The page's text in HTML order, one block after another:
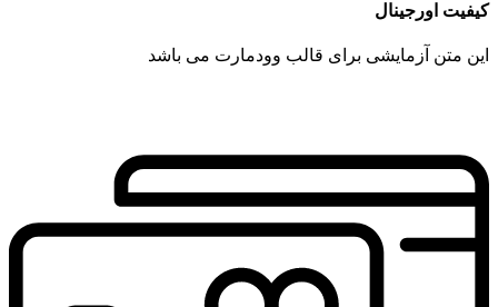
کیفیت اورجینال
این متن آزمایشی برای قالب وودمارت می باشد